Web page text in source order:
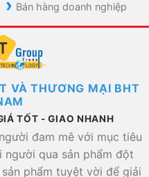
Bán hàng doanh nghiệp
VÀ THƯƠNG MẠI BHT
TỐT - GIAO NHANH
đam mê với mục tiêu
người qua sản phẩm đột
phẩm tuyệt vời để giải